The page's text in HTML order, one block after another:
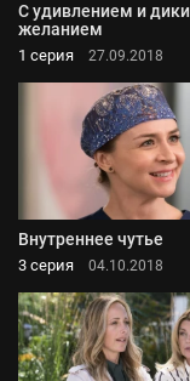
С удивлением и
желанием
1 серия 27.09.2018
Внутреннее чутье
3 серия 04.10.2018